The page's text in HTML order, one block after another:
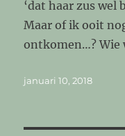
‘dat haar zus wel
Maar of ik ooit
ontkomen…? Wie
Geplaatst
januari 10, 2018